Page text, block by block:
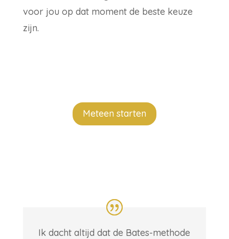
voor jou op dat moment de beste keuze
zijn.
Meteen starten
Ik dacht altijd dat de Bates-methode